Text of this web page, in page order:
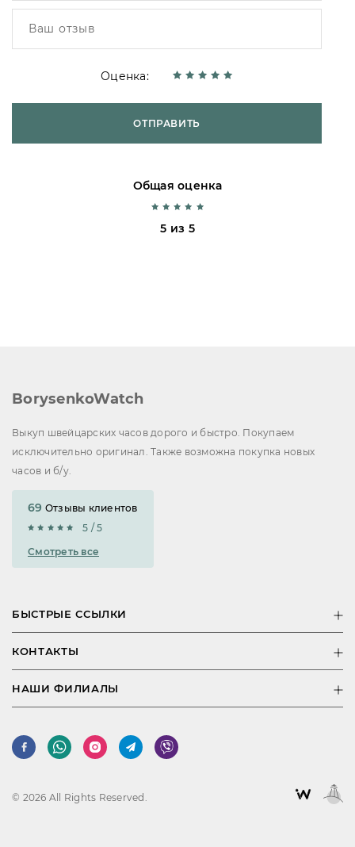
Оценка:
ОТПРАВИТЬ
Общая оценка
5 из 5
BorysenkoWatch
Выкуп швейцарских часов дорого и быстро. Покупаем
исключительно оригинал. Также возможна покупка новых
часов и б/у.
69 Отзывы клиентов
5 / 5
Смотреть все
БЫСТРЫЕ ССЫЛКИ
КОНТАКТЫ
НАШИ ФИЛИАЛЫ
© 2026 All Rights Reserved.